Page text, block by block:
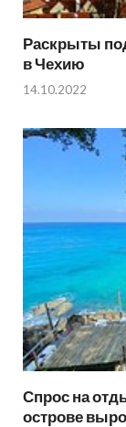
Раскрыты
в Чехию
14.10.2022
Спрос на
острове